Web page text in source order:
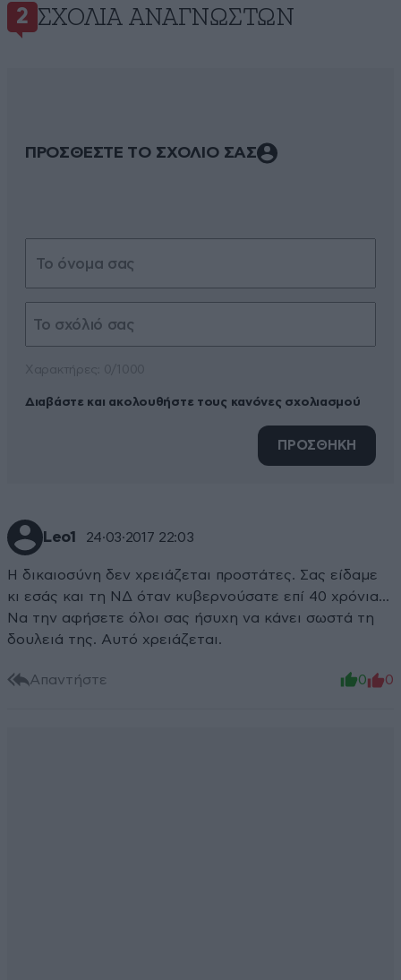
2 ΣΧΌΛΙΑ ΑΝΑΓΝΩΣΤΏΝ
ΠΡΟΣΘΕΣΤΕ ΤΟ ΣΧΟΛΙΟ ΣΑΣ
Διαβάστε και ακολουθήστε τους κανόνες σχολιασμού
ΠΡΟΣΘΗΚΗ
Leo1 24·03·2017 22:03
Η δικαιοσύνη δεν χρειάζεται προστάτες. Σας είδαμε
κι εσάς και τη ΝΔ όταν κυβερνούσατε επί 40 χρόνια...
Να την αφήσετε όλοι σας ήσυχη να κάνει σωστά τη
δουλειά της. Αυτό χρειάζεται.
Απαντήστε 0 0